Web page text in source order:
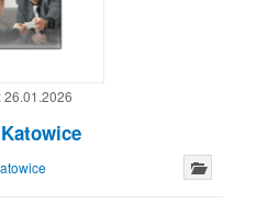
26.01.2026